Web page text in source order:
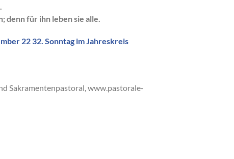
denn für ihn leben sie alle.
22 32. Sonntag im Jahreskreis
Sakramentenpastoral, www.pastorale-